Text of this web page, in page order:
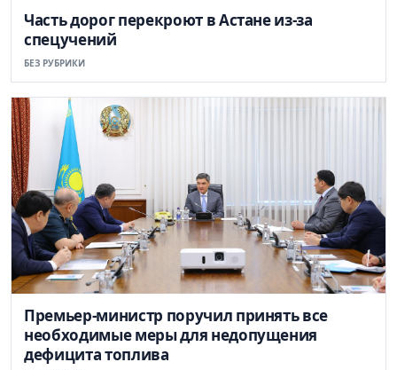
Часть дорог перекроют в Астане из-за
спецучений
БЕЗ РУБРИКИ
Премьер-министр поручил принять все
необходимые меры для недопущения
дефицита топлива